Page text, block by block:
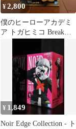
¥2,800
僕のヒーローアカデミ
ア トガヒミコ Break
¥ 1,849
Noir Edge Collection - ト